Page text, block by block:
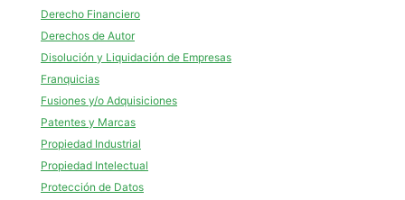
Derecho Financiero
Derechos de Autor
Disolución y Liquidación de Empresas
Franquicias
Fusiones y/o Adquisiciones
Patentes y Marcas
Propiedad Industrial
Propiedad Intelectual
Protección de Datos